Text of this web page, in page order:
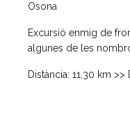
Osona
Excursió enmig de
algunes de les
Distància: 11,30 km